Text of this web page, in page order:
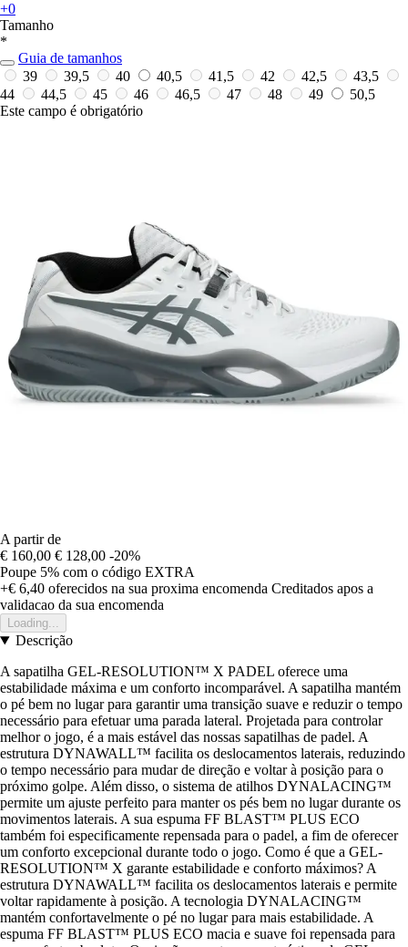
+0
Tamanho
*
Guia de tamanhos
39
39,5 40 40,5 41,5 42 42,5
43,5
44
44,5 45 46 46,5 47 48 49
50,5
Este campo é obrigatório
A partir de
€ 160,00 € 128,00 -20%
Poupe 5% com o código EXTRA
+€ 6,40 oferecidos na sua proxima encomenda Creditados apos a
validacao da sua encomenda
Loading...
Descrição
A sapatilha GEL-RESOLUTION™ X PADEL oferece uma
estabilidade máxima e um conforto incomparável. A sapatilha mantém
o pé bem no lugar para garantir uma transição suave e reduzir o tempo
necessário para efetuar uma parada lateral. Projetada para controlar
melhor o jogo, é a mais estável das nossas sapatilhas de padel. A
estrutura DYNAWALL™ facilita os deslocamentos laterais, reduzindo
o tempo necessário para mudar de direção e voltar à posição para o
próximo golpe. Além disso, o sistema de atilhos DYNALACING™
permite um ajuste perfeito para manter os pés bem no lugar durante os
movimentos laterais. A sua espuma FF BLAST™ PLUS ECO
também foi especificamente repensada para o padel, a fim de oferecer
um conforto excepcional durante todo o jogo. Como é que a GEL-
RESOLUTION™ X garante estabilidade e conforto máximos? A
estrutura DYNAWALL™ facilita os deslocamentos laterais e permite
voltar rapidamente à posição. A tecnologia DYNALACING™
mantém confortavelmente o pé no lugar para mais estabilidade. A
espuma FF BLAST™ PLUS ECO macia e suave foi repensada para